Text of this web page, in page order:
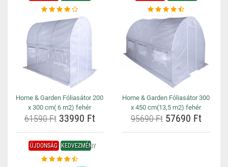
Home & Garden Fóliasátor 200
x 300 cm( 6 m2) fehér
61590 Ft33990 Ft
Home & Garden Fóliasátor 300
x 450 cm(13,5 m2) fehér
95690 Ft57690 Ft
ÚJDONSÁG KEDVEZMÉNY